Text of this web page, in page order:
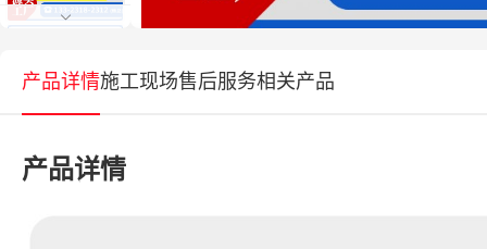
产品详情施工现场售后服务相关产品
产品详情